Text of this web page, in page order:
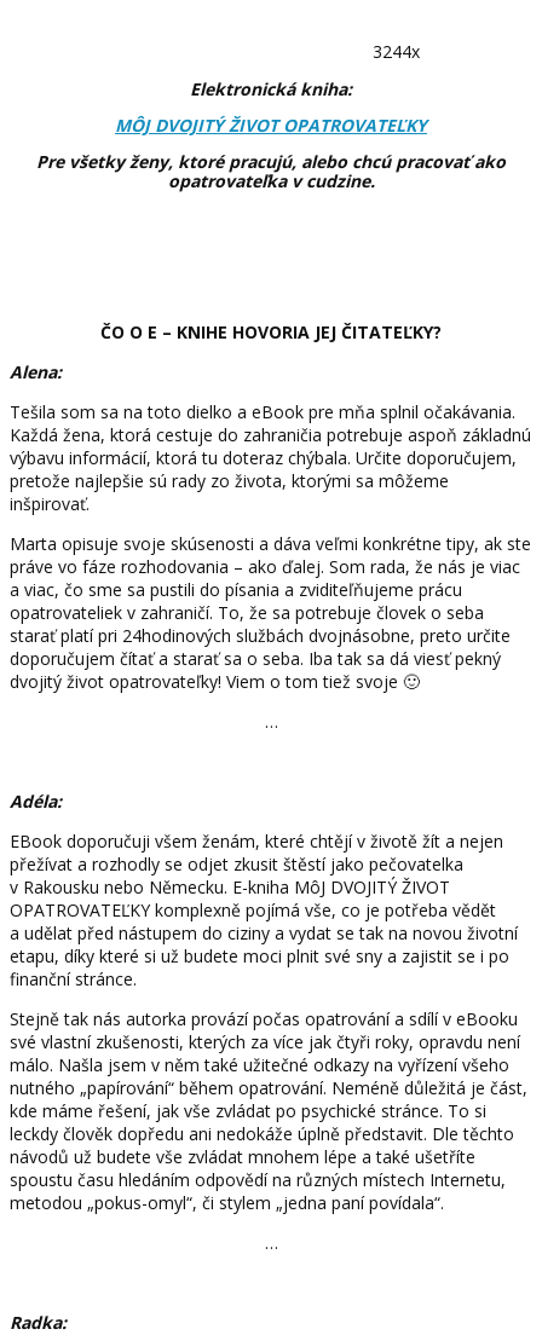
3244x
Elektronická kniha:
MÔJ DVOJITÝ ŽIVOT OPATROVATEĽKY
Pre všetky ženy, ktoré pracujú, alebo chcú pracovať ako
opatrovateľka v cudzine.
ČO O E – KNIHE HOVORIA JEJ ČITATEĽKY?
Alena:
Tešila som sa na toto dielko a eBook pre mňa splnil očakávania.
Každá žena, ktorá cestuje do zahraničia potrebuje aspoň základnú
výbavu informácií, ktorá tu doteraz chýbala. Určite doporučujem,
pretože najlepšie sú rady zo života, ktorými sa môžeme
inšpirovať.
Marta opisuje svoje skúsenosti a dáva veľmi konkrétne tipy, ak ste
práve vo fáze rozhodovania – ako ďalej. Som rada, že nás je viac
a viac, čo sme sa pustili do písania a zviditeľňujeme prácu
opatrovateliek v zahraničí. To, že sa potrebuje človek o seba
starať platí pri 24hodinových službách dvojnásobne, preto určite
doporučujem čítať a starať sa o seba. Iba tak sa dá viesť pekný
dvojitý život opatrovateľky! Viem o tom tiež svoje 🙂
…
Adéla:
EBook doporučuji všem ženám, které chtějí v životě žít a nejen
přežívat a rozhodly se odjet zkusit štěstí jako pečovatelka
v Rakousku nebo Německu. E-kniha MôJ DVOJITÝ ŽIVOT
OPATROVATEĽKY komplexně pojímá vše, co je potřeba vědět
a udělat před nástupem do ciziny a vydat se tak na novou životní
etapu, díky které si už budete moci plnit své sny a zajistit se i po
finanční stránce.
Stejně tak nás autorka provází počas opatrování a sdílí v eBooku
své vlastní zkušenosti, kterých za více jak čtyři roky, opravdu není
málo. Našla jsem v něm také užitečné odkazy na vyřízení všeho
nutného „papírování“ během opatrování. Neméně důležitá je část,
kde máme řešení, jak vše zvládat po psychické stránce. To si
leckdy člověk dopředu ani nedokáže úplně představit. Dle těchto
návodů už budete vše zvládat mnohem lépe a také ušetříte
spoustu času hledáním odpovědí na různých místech Internetu,
metodou „pokus-omyl“, či stylem „jedna paní povídala“.
…
Radka: